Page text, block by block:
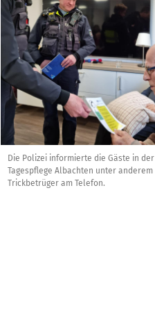
Die Polizei informierte die Gäste in der
Tagespflege Albachten unter
Trickbetrüger am Telefon.